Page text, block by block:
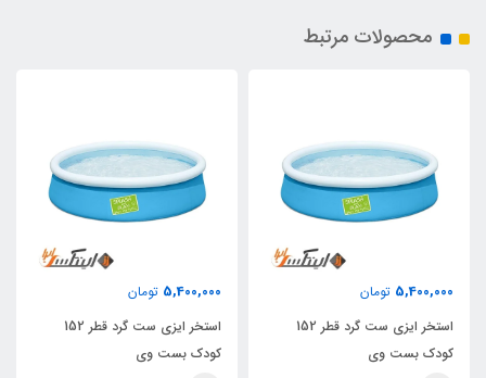
محصولات مرتبط
5,400,000 تومان
استخر ایزی ست گرد قطر 152
کودک بست وی
5,400,000 تومان
استخر ایزی ست گرد قطر 152
کودک بست وی